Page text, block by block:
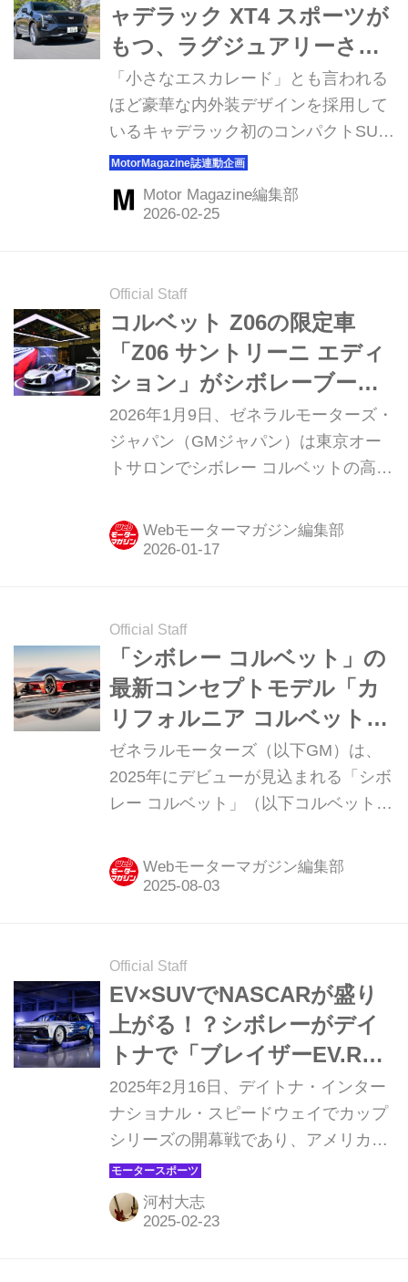
ャデラック XT4 スポーツが
もつ、ラグジュアリーさと
は異なる愉しさ
「小さなエスカレード」とも言われる
ほど豪華な内外装デザインを採用して
いるキャデラック初のコンパクトSUV
が、大幅改良を受けてXT4 スポーツと
して日本でも発売。今回、ラグジュア
リーカーブランドが仕立てたスポーツ
真：永元秀和）
Motor Magazine編集部
Official Staff
コルベット Z06の限定車
「Z06 サントリーニ エディ
ション」がシボレーブース
の主役【東京オートサロン
2026 】
2026年1月9日、ゼネラルモーターズ・
ジャパン（GMジャパン）は東京オー
トサロンでシボレー コルベットの高性
クス）」の改良モデルを発表し、シボ
レー正規ディーラーネットワークで販
レー コルベット Z06 サントリーニ エ
ディション（Santorini Edition）」を発
表した。
Webモーターマガジン編集部
Official Staff
「シボレー コルベット」の
最新コンセプトモデル「カ
リフォルニア コルベット
コンセプト」が、南カリフ
ォルニアの風をまとって登
場
ゼネラルモーターズ（以下GM）は、
2025年にデビューが見込まれる「シボ
レー コルベット」（以下コルベット）
コルベット コンセプト」を2025年7月
24日（米・加州現地時間）に発表。
今回は3月に登場した英国スタジオ発
の未来志向デザインのEVコンセプトモ
デルに続く第2弾となる。米・カリフ
ォルニア州パサデナにあるGMのアド
バンスドデザインスタジオで開発され
た、南カリフォルニアテイスト満載の
1台だ。
Webモーターマガジン編集部
Official Staff
EV×SUVでNASCARが盛り
上がる！？シボレーがデイ
トナで「ブレイザーEV.R」
プロトタイプを発表
2025年2月16日、デイトナ・インター
ナショナル・スピードウェイでカップ
シリーズの開幕戦であり、アメリカン
レースの伝統であるデイトナ500が開
催された。シボレーはデイトナ500を
前に新しいコンセプトのプロトタイプ
河村大志